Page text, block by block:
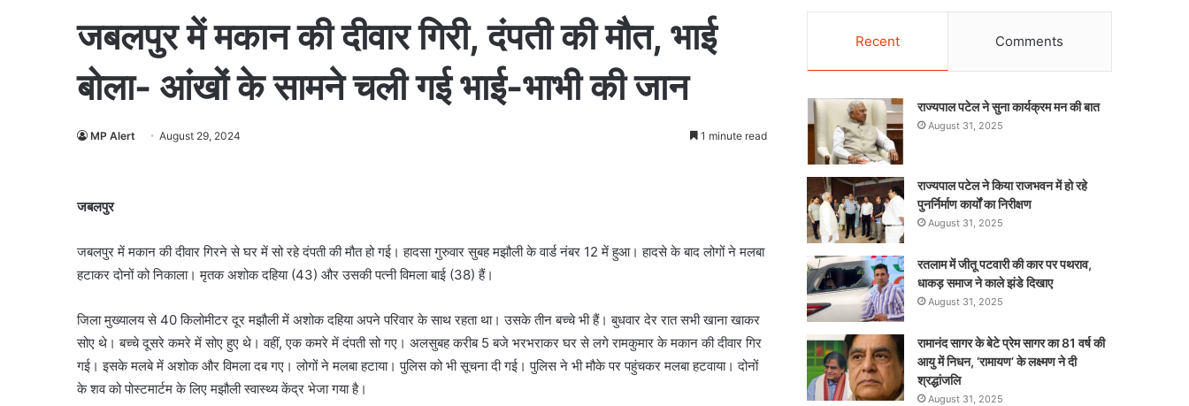
for
जबलपुर में मकान की दीवार गिरी, दंपती की मौत, भाई
बोला- आंखों के सामने चली गई भाई-भाभी की जान
MP Alert August 29, 2024 1 minute read
जबलपुर
जबलपुर में मकान की दीवार गिरने से घर में सो रहे दंपती की मौत हो गई। हादसा गुरुवार सुबह मझौली के वार्ड नंबर 12 में हुआ। हादसे के बाद लोगों ने मलबा
हटाकर दोनों को निकाला। मृतक अशोक दहिया (43) और उसकी पत्नी विमला बाई (38) हैं।
जिला मुख्यालय से 40 किलोमीटर दूर मझौली में अशोक दहिया अपने परिवार के साथ रहता था। उसके तीन बच्चे भी हैं। बुधवार देर रात सभी खाना खाकर
सोए थे। बच्चे दूसरे कमरे में सोए हुए थे। वहीं, एक कमरे में दंपती सो गए। अलसुबह करीब 5 बजे भरभराकर घर से लगे रामकुमार के मकान की दीवार गिर
गई। इसके मलबे में अशोक और विमला दब गए। लोगों ने मलबा हटाया। पुलिस को भी सूचना दी गई। पुलिस ने भी मौके पर पहुंचकर मलबा हटवाया। दोनों
के शव को पोस्टमार्टम के लिए मझौली स्वास्थ्य केंद्र भेजा गया है।
Recent Comments
राज्यपाल पटेल ने सुना कार्यक्रम मन की बात
August 31, 2025
राज्यपाल पटेल ने किया राजभवन में हो रहे
पुनर्निर्माण कार्यों का निरीक्षण
August 31, 2025
रतलाम में जीतू पटवारी की कार पर पथराव,
धाकड़ समाज ने काले झंडे दिखाए
August 31, 2025
रामानंद सागर के बेटे प्रेम सागर का 81 वर्ष की
आयु में निधन, ‘रामायण’ के लक्ष्मण ने दी
श्रद्धांजलि
August 31, 2025